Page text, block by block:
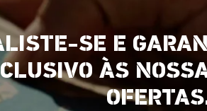
SE E
ÀS